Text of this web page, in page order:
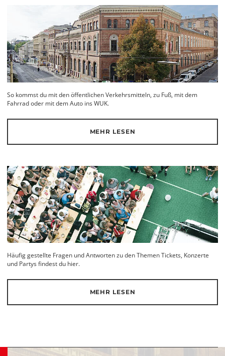
So kommst du mit den öffentlichen Verkehrsmitteln, zu Fuß, mit dem
Fahrrad oder mit dem Auto ins WUK.
MEHR LESEN
Häufig gestellte Fragen und Antworten zu den Themen Tickets, Konzerte
und Partys findest du hier.
MEHR LESEN